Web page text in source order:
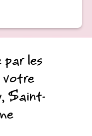
par les
votre
Saint-